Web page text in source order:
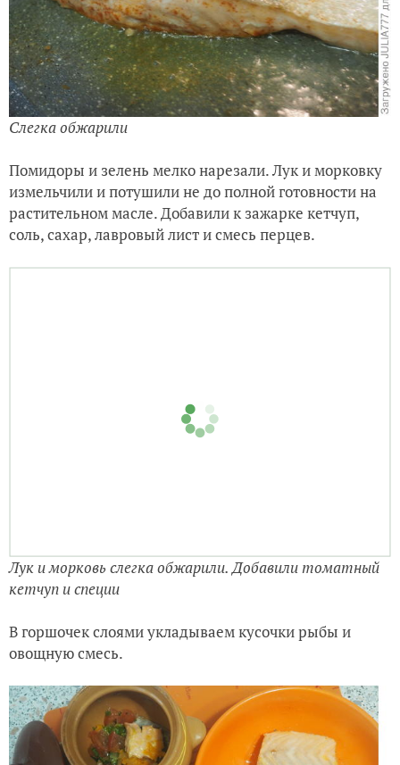
Слегка обжарили
Помидоры и зелень мелко нарезали. Лук и морковку
измельчили и потушили не до полной готовности на
растительном масле. Добавили к зажарке кетчуп,
соль, сахар, лавровый лист и смесь перцев.
Лук и морковь слегка обжарили. Добавили томатный
кетчуп и специи
В горшочек слоями укладываем кусочки рыбы и
овощную смесь.